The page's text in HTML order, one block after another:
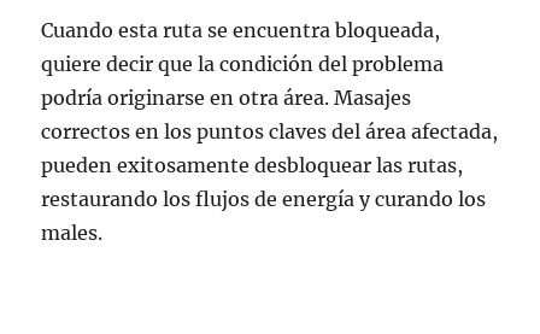
Cuando esta ruta se encuentra bloqueada,
quiere decir que la condición del problema
podría originarse en otra área. Masajes
correctos en los puntos claves del área afectada,
pueden exitosamente desbloquear las rutas,
restaurando los flujos de energía y curando los
males.